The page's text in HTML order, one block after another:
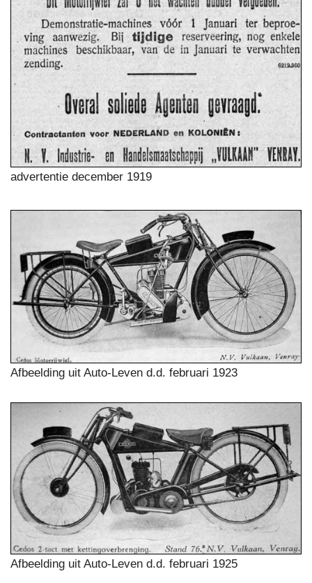
advertentie december 1919
Afbeelding uit Auto-Leven d.d. februari 1923
Afbeelding uit Auto-Leven d.d. februari 1925